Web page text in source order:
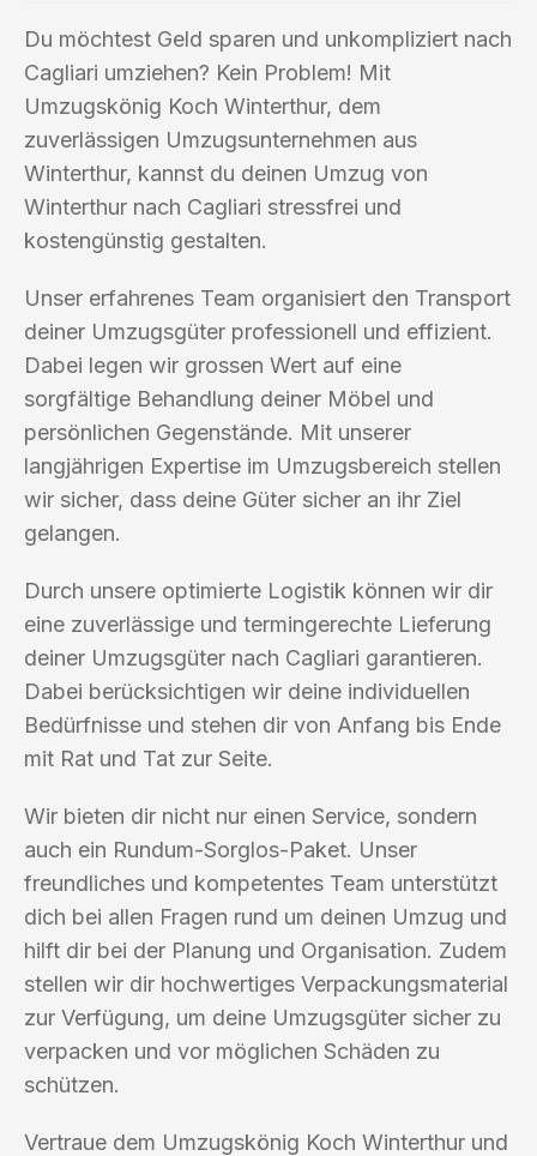
Du möchtest Geld sparen und unkompliziert nach
Cagliari umziehen? Kein Problem! Mit
Umzugskönig Koch Winterthur, dem
zuverlässigen Umzugsunternehmen aus
Winterthur, kannst du deinen Umzug von
Winterthur nach Cagliari stressfrei und
kostengünstig gestalten.
Unser erfahrenes Team organisiert den Transport
deiner Umzugsgüter professionell und effizient.
Dabei legen wir grossen Wert auf eine
sorgfältige Behandlung deiner Möbel und
persönlichen Gegenstände. Mit unserer
langjährigen Expertise im Umzugsbereich stellen
wir sicher, dass deine Güter sicher an ihr Ziel
gelangen.
Durch unsere optimierte Logistik können wir dir
eine zuverlässige und termingerechte Lieferung
deiner Umzugsgüter nach Cagliari garantieren.
Dabei berücksichtigen wir deine individuellen
Bedürfnisse und stehen dir von Anfang bis Ende
mit Rat und Tat zur Seite.
Wir bieten dir nicht nur einen Service, sondern
auch ein Rundum-Sorglos-Paket. Unser
freundliches und kompetentes Team unterstützt
dich bei allen Fragen rund um deinen Umzug und
hilft dir bei der Planung und Organisation. Zudem
stellen wir dir hochwertiges Verpackungsmaterial
zur Verfügung, um deine Umzugsgüter sicher zu
verpacken und vor möglichen Schäden zu
schützen.
Vertraue dem Umzugskönig Koch Winterthur und